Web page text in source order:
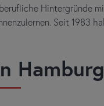
Hintergründe
Seit 1983